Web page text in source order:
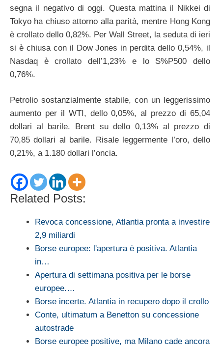
segna il negativo di oggi. Questa mattina il Nikkei di
Tokyo ha chiuso attorno alla parità, mentre Hong Kong
è crollato dello 0,82%. Per Wall Street, la seduta di ieri
si è chiusa con il Dow Jones in perdita dello 0,54%, il
Nasdaq è crollato dell’1,23% e lo S%P500 dello
0,76%.
Petrolio sostanzialmente stabile, con un leggerissimo
aumento per il WTI, dello 0,05%, al prezzo di 65,04
dollari al barile. Brent su dello 0,13% al prezzo di
70,85 dollari al barile. Risale leggermente l’oro, dello
0,21%, a 1.180 dollari l’oncia.
Related Posts:
Revoca concessione, Atlantia pronta a investire
2,9 miliardi
Borse europee: l'apertura è positiva. Atlantia
in…
Apertura di settimana positiva per le borse
europee.…
Borse incerte. Atlantia in recupero dopo il crollo
Conte, ultimatum a Benetton su concessione
autostrade
Borse europee positive, ma Milano cade ancora